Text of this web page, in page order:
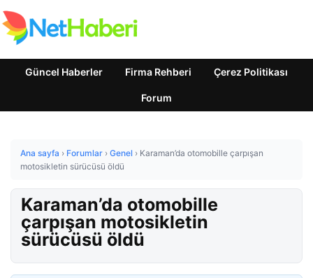
Güncel Haberler Firma Rehberi Çerez Politikası
Forum
Ana sayfa › Forumlar › Genel › Karaman’da otomobille çarpışan
motosikletin sürücüsü öldü
Karaman’da otomobille
çarpışan motosikletin
sürücüsü öldü